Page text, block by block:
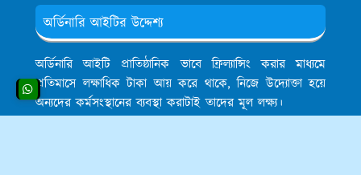
অর্ডিনারি আইটির উদ্দেশ্য
অর্ডিনারি আইটি প্রাতিষ্ঠানিক ভাবে ফ্রিল্যান্সিং করার মাধ্যমে
প্রতিমাসে লক্ষাধিক টাকা আয় করে থাকে, নিজে উদ্যোক্তা হয়ে
অন্যদের কর্মসংস্থানের ব্যবস্থা করাটাই তাদের মূল লক্ষ্য।